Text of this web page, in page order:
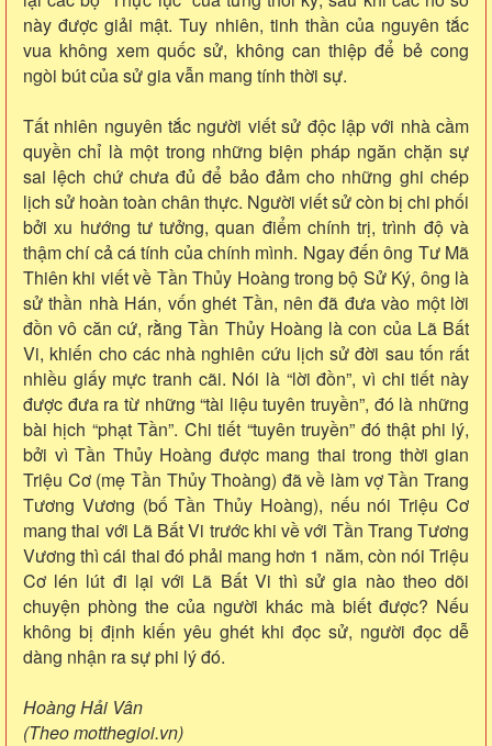
này được giải mật. Tuy nhiên, tinh thần của nguyên tắc
vua không xem quốc sử, không can thiệp để bẻ cong
ngòi bút của sử gia vẫn mang tính thời sự.
Tất nhiên nguyên tắc người viết sử độc lập với nhà cầm
quyền chỉ là một trong những biện pháp ngăn chặn sự
sai lệch chứ chưa đủ để bảo đảm cho những ghi chép
lịch sử hoàn toàn chân thực. Người viết sử còn bị chi phối
bởi xu hướng tư tưởng, quan điểm chính trị, trình độ và
thậm chí cả cá tính của chính mình. Ngay đến ông Tư Mã
Thiên khi viết về Tần Thủy Hoàng trong bộ Sử Ký, ông là
sử thần nhà Hán, vốn ghét Tần, nên đã đưa vào một lời
đồn vô căn cứ, rằng Tần Thủy Hoàng là con của Lã Bất
Vi, khiến cho các nhà nghiên cứu lịch sử đời sau tốn rất
nhiều giấy mực tranh cãi. Nói là “lời đồn”, vì chi tiết này
được đưa ra từ những “tài liệu tuyên truyền”, đó là những
bài hịch “phạt Tần”. Chi tiết “tuyên truyền” đó thật phi lý,
bởi vì Tần Thủy Hoàng được mang thai trong thời gian
Triệu Cơ (mẹ Tần Thủy Thoàng) đã về làm vợ Tần Trang
Tương Vương (bố Tần Thủy Hoàng), nếu nói Triệu Cơ
mang thai với Lã Bất Vi trước khi về với Tần Trang Tương
Vương thì cái thai đó phải mang hơn 1 năm, còn nói Triệu
Cơ lén lút đi lại với Lã Bất Vi thì sử gia nào theo dõi
chuyện phòng the của người khác mà biết được? Nếu
không bị định kiến yêu ghét khi đọc sử, người đọc dễ
dàng nhận ra sự phi lý đó.
Hoàng Hải Vân
(Theo motthegioi.vn)